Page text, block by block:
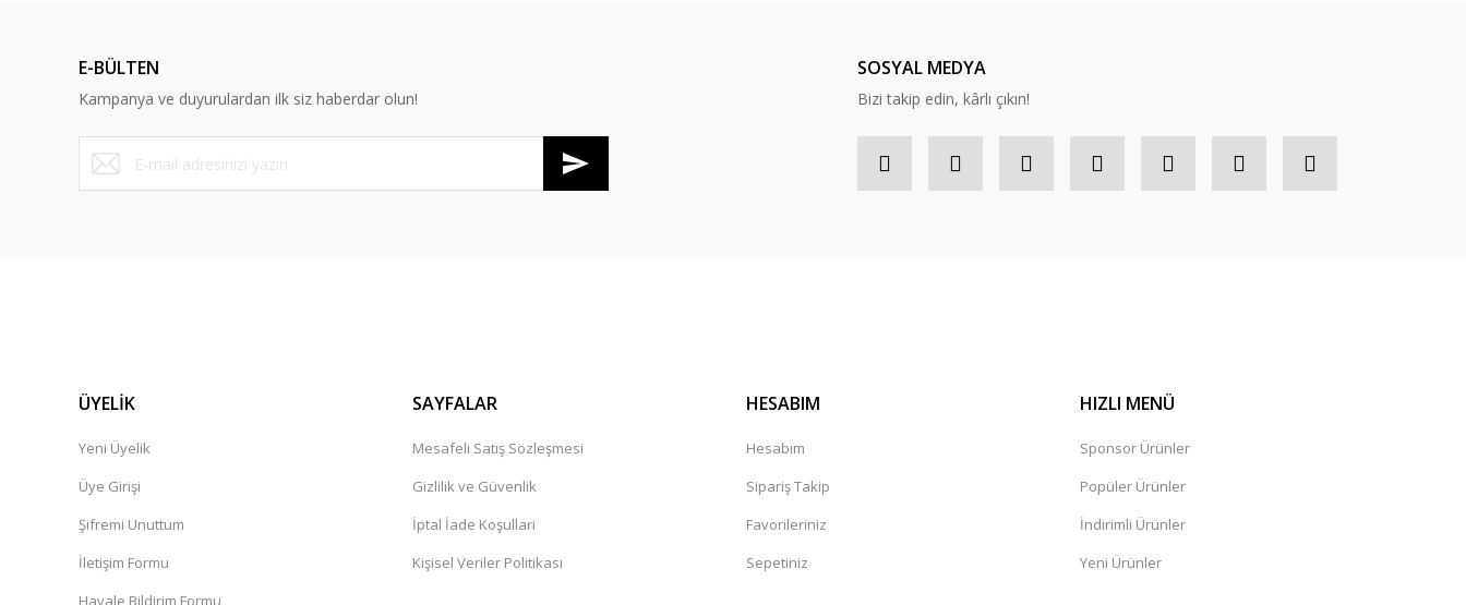
E-BÜLTEN
Kampanya ve duyurulardan ilk siz haberdar olun!
SOSYAL MEDYA
Bizi takip edin, kârlı çıkın!
ÜYELİK
Yeni Üyelik
Üye Girişi
Şifremi Unuttum
İletişim Formu
Havale Bildirim Formu
SAYFALAR
Mesafeli Satış Sözleşmesi
Gizlilik ve Güvenlik
İptal İade Koşullari
Kişisel Veriler Politikası
HESABIM
Hesabım
Sipariş Takip
Favorileriniz
Sepetiniz
HIZLI MENÜ
Sponsor Ürünler
Popüler Ürünler
İndirimli Ürünler
Yeni Ürünler